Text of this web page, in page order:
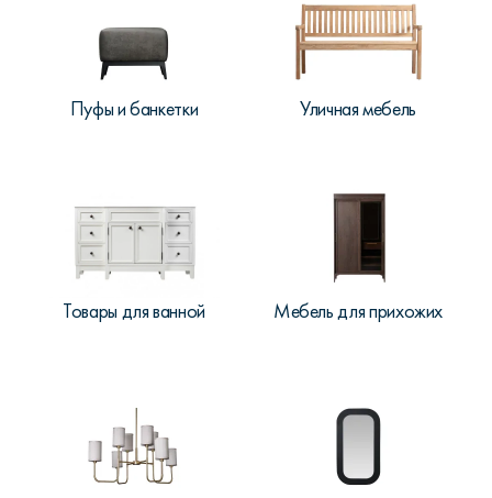
Пуфы и банкетки Уличная мебель
Товары для ванной Мебель для прихожих